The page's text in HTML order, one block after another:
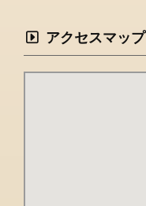
アクセスマップ